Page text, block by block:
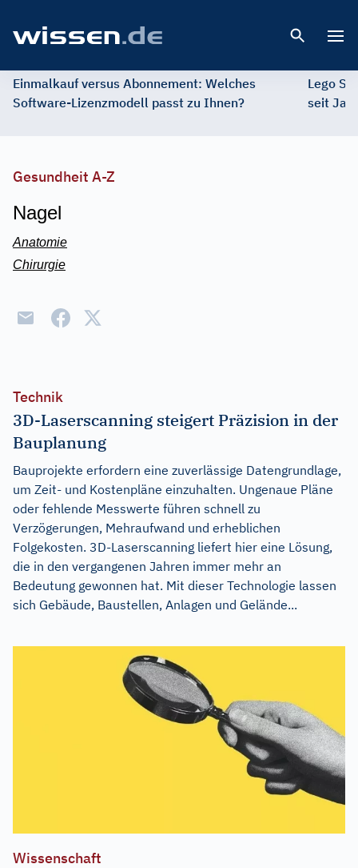
Einmalkauf versus Abonnement: Welches
Software-Lizenzmodell passt zu Ihnen?
Lego
seit
Gesundheit A-Z
Nagel
Anatomie
Chirurgie
Technik
3D-Laserscanning steigert Präzision in der
Bauplanung
Bauprojekte erfordern eine zuverlässige Datengrundlage,
um Zeit- und Kostenpläne einzuhalten. Ungenaue Pläne
oder fehlende Messwerte führen schnell zu
Verzögerungen, Mehraufwand und erheblichen
Folgekosten. 3D-Laserscanning liefert hier eine Lösung,
die in den vergangenen Jahren immer mehr an
Bedeutung gewonnen hat. Mit dieser Technologie lassen
sich Gebäude, Baustellen, Anlagen und Gelände...
Wissenschaft